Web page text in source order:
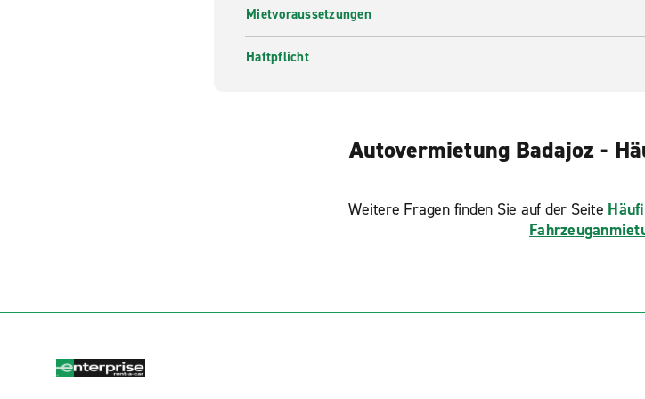
Mietvoraussetzungen
Haftpflicht
Autovermietung Badajoz -
Weitere Fragen finden Sie auf der Seite